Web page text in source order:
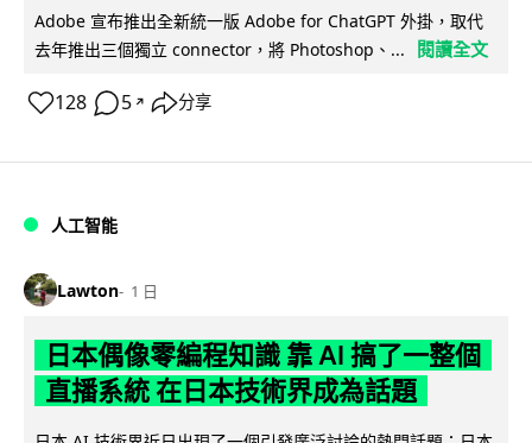
Adobe 宣布推出全新統一版 Adobe for ChatGPT 外掛，取代
去年推出三個獨立 connector，將 Photoshop、...
閱讀全文
128 5 ↗ 分享
人工智能
Lawton 1 日
日本偶像零編程知識 靠 AI 搞了一整個
直播系統 在日本技術界成為話題